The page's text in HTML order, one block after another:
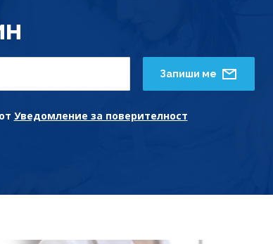
Уведомление за поверителност
Запиши ме